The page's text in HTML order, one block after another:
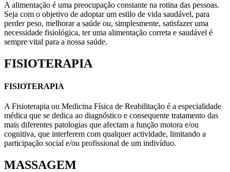
A alimentação é uma preocupação constante na rotina das pessoas.
Seja com o objetivo de adoptar um estilo de vida saudável, para
perder peso, melhorar a saúde ou, simplesmente, satisfazer uma
necessidade fisiológica, ter uma alimentação correta e saudável é
sempre vital para a nossa saúde.
FISIOTERAPIA
FISIOTERAPIA
A Fisioterapia ou Medicina Física de Reabilitação é a especialidade
médica que se dedica ao diagnóstico e consequente tratamento das
mais diferentes patologias que afectam a função motora e/ou
cognitiva, que interferem com qualquer actividade, limitando a
participação social e/ou profissional de um indivíduo.
MASSAGEM